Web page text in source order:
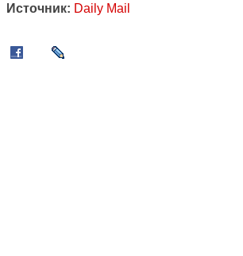
Источник: Daily Mail